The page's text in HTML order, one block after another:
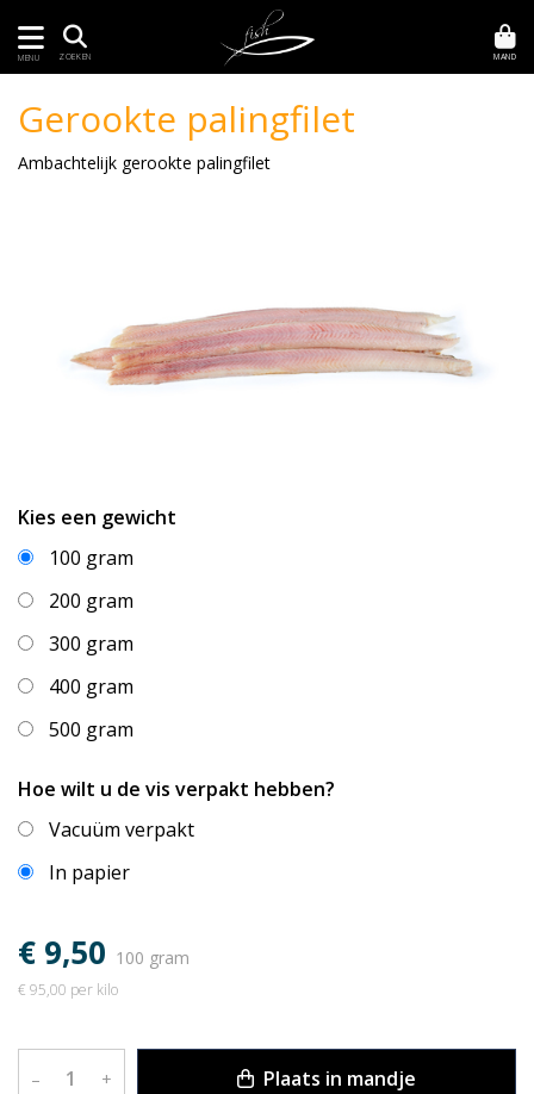
MENU ZOEKEN MAND
Gerookte palingfilet
Ambachtelijk gerookte palingfilet
Kies een gewicht
100 gram
200 gram
300 gram
400 gram
500 gram
Hoe wilt u de vis verpakt hebben?
Vacuüm verpakt
In papier
€ 9,50 100 gram
€ 95,00 per kilo
– + Plaats in mandje